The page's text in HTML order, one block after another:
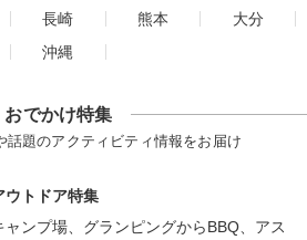
長崎 熊本
大分
沖縄
おでかけ特集
話題のアクティビティ情報をお届け
ウトドア特集
ャンプ場、グランピングからBBQ、アス